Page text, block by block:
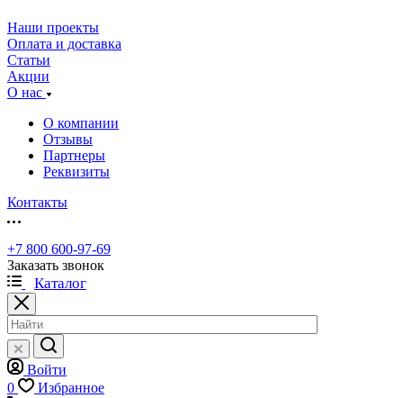
Наши проекты
Оплата и доставка
Статьи
Акции
О нас
О компании
Отзывы
Партнеры
Реквизиты
Контакты
+7 800 600-97-69
Заказать звонок
Каталог
Войти
0
Избранное